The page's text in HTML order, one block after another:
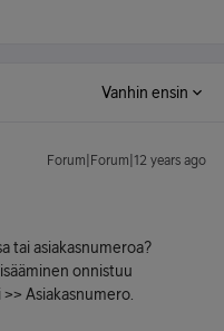
Vanhin ensin
Forum|Forum|12 years ago
tai asiakasnumeroa?
onnistuu
Asiakasnumero.